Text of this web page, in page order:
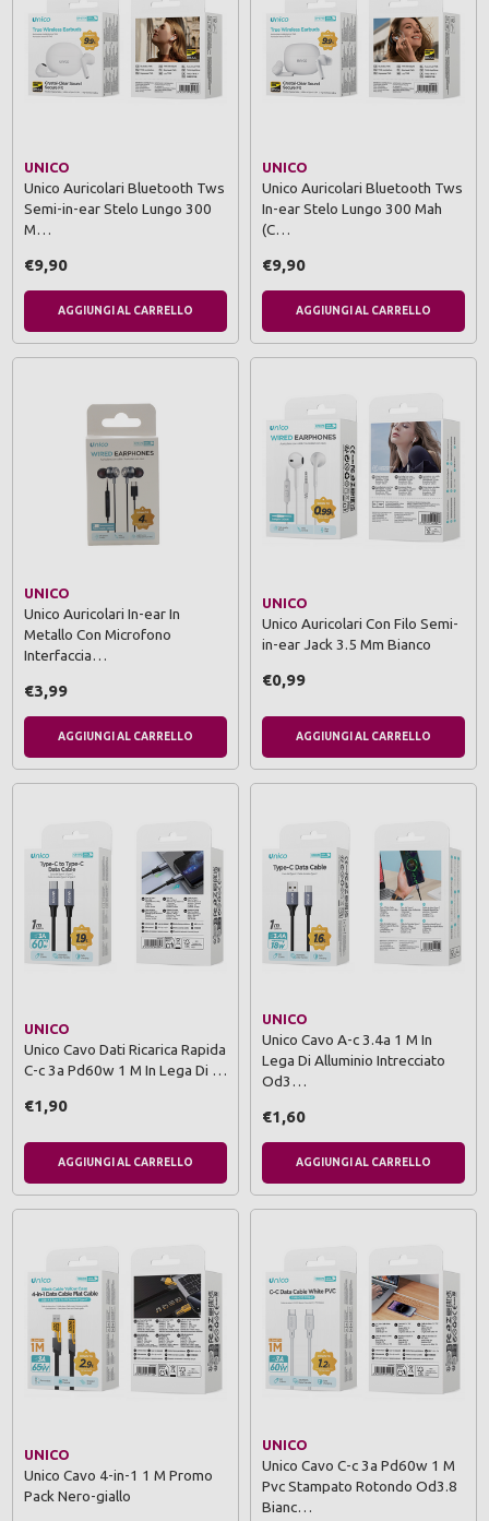
UNICO
Unico Auricolari Bluetooth Tws
Semi-in-ear Stelo Lungo 300
M…
€9,90
AGGIUNGI AL CARRELLO
UNICO
Unico Auricolari Bluetooth Tws
In-ear Stelo Lungo 300 Mah
(C…
€9,90
AGGIUNGI AL CARRELLO
UNICO
Unico Auricolari In-ear In
Metallo Con Microfono
Interfaccia…
€3,99
AGGIUNGI AL CARRELLO
UNICO
Unico Auricolari Con Filo Semi-
in-ear Jack 3.5 Mm Bianco
€0,99
AGGIUNGI AL CARRELLO
UNICO
Unico Cavo Dati Ricarica Rapida
C-c 3a Pd60w 1 M In Lega Di …
€1,90
AGGIUNGI AL CARRELLO
UNICO
Unico Cavo A-c 3.4a 1 M In
Lega Di Alluminio Intrecciato
Od3…
€1,60
AGGIUNGI AL CARRELLO
UNICO
Unico Cavo 4-in-1 1 M Promo
Pack Nero-giallo
UNICO
Unico Cavo C-c 3a Pd60w 1 M
Pvc Stampato Rotondo Od3.8
Bianc…